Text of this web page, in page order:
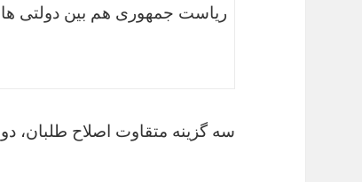
ریاست جمهوری هم بین دولتی
سه گزینه متقاوت اصلاح طلبان،